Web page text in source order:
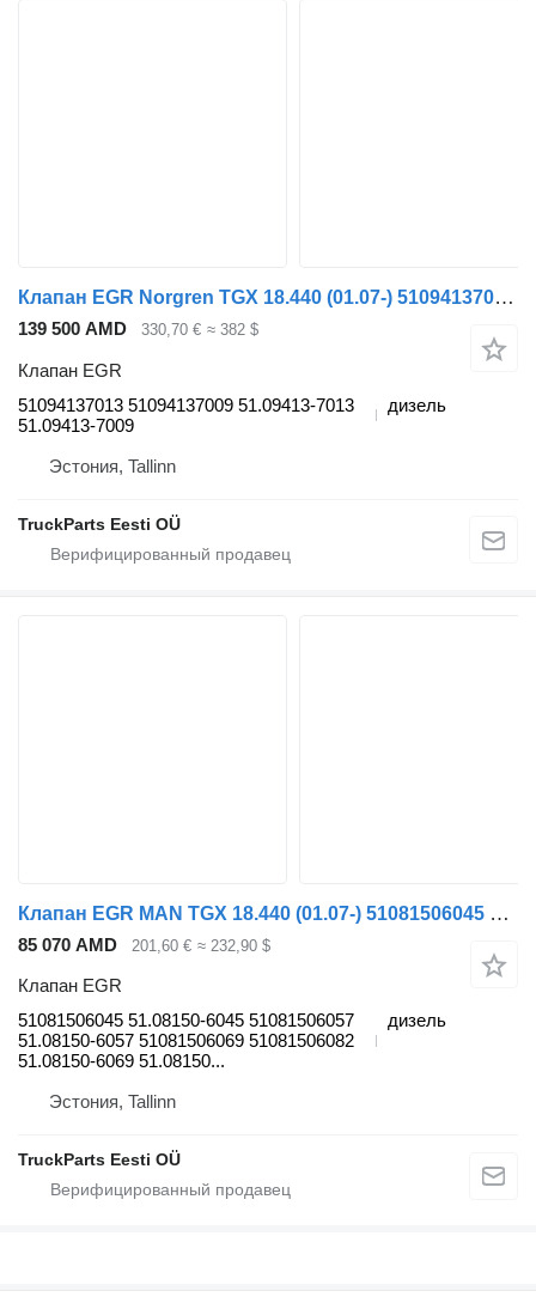
Клапан EGR Norgren TGX 18.440 (01.07-) 51094137013 для тягача MAN TGL, TGM, TGS, TGX (2005-2021)
139 500 AMD 330,70 € ≈ 382 $
Клапан EGR
51094137013 51094137009 51.09413-7013
51.09413-7009
дизель
Эстония, Tallinn
TruckParts Eesti OÜ
Клапан EGR MAN TGX 18.440 (01.07-) 51081506045 для тягача MAN TGL, TGM, TGS, TGX (2005-2021)
85 070 AMD 201,60 € ≈ 232,90 $
Клапан EGR
51081506045 51.08150-6045 51081506057
51.08150-6057 51081506069 51081506082
51.08150-6069 51.08150...
дизель
Эстония, Tallinn
TruckParts Eesti OÜ